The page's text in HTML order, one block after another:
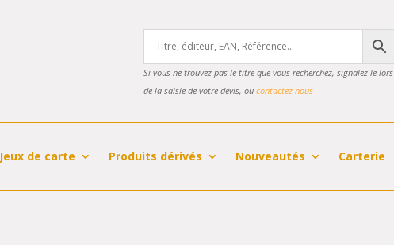
Si vous ne trouvez pas le titre que vous recherchez, signalez-le lors
de la saisie de votre devis, ou contactez-nous
Jeux de carte Produits dérivés Nouveautés Carterie